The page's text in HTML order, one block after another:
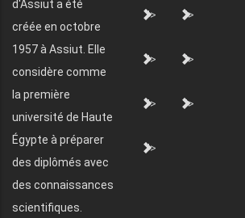
d'Assiut a été
créée en octobre
1957 à Assiut. Elle
considère comme
la première
université de Haute
Égypte à préparer
des diplômés avec
des connaissances
scientifiques.
"> ">
"> ">
"> ">
">